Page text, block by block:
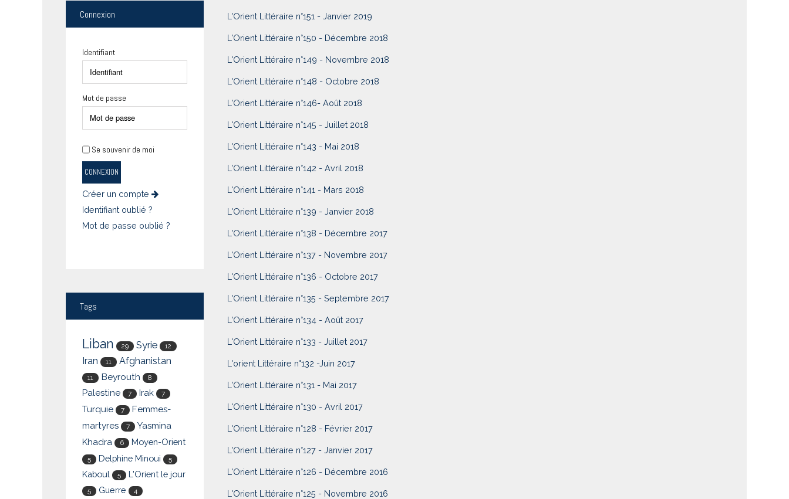
L'Orient Littéraire n°151 - Janvier 2019
L'Orient Littéraire n°150 - Décembre 2018
L'Orient Littéraire n°149 - Novembre 2018
L'Orient Littéraire n°148 - Octobre 2018
L'Orient Littéraire n°146- Août 2018
L'Orient Littéraire n°145 - Juillet 2018
L'Orient Littéraire n°143 - Mai 2018
L'Orient Littéraire n°142 - Avril 2018
L'Orient Littéraire n°141 - Mars 2018
L'Orient Littéraire n°139 - Janvier 2018
L'Orient Littéraire n°138 - Décembre 2017
L'Orient Littéraire n°137 - Novembre 2017
L'Orient Littéraire n°136 - Octobre 2017
L'Orient Littéraire n°135 - Septembre 2017
L'Orient Littéraire n°134 - Août 2017
L'Orient Littéraire n°133 - Juillet 2017
L'orient Littéraire n°132 -Juin 2017
L'Orient Littéraire n°131 - Mai 2017
L'Orient Littéraire n°130 - Avril 2017
L'Orient Littéraire n°128 - Février 2017
L'Orient Littéraire n°127 - Janvier 2017
L'Orient Littéraire n°126 - Décembre 2016
L'Orient Littéraire n°125 - Novembre 2016
Connexion
Identifiant
Mot de passe
Se souvenir de moi
CONNEXION
Créer un compte
Identifiant oublié ?
Mot de passe oublié ?
Tags
Liban 29 Syrie 12
Iran 11 Afghanistan
11 Beyrouth 8
Palestine 7 Irak 7
Turquie 7
Femmes-
martyres
7
Yasmina
Khadra
6 Moyen-Orient
5 Delphine Minoui 5
Kaboul 5 L'Orient le jour
5 Guerre 4